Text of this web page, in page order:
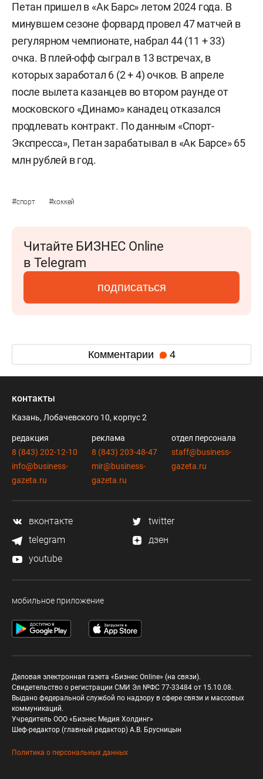
Петан пришел в «Ак Барс» летом 2024 года. В
минувшем сезоне форвард провел 47 матчей в
регулярном чемпионате, набрал 44 (11 + 33)
очка. В плей-офф сыграл в 13 встречах, в
которых заработал 6 (2 + 4) очков. В апреле
после вылета казанцев во втором раунде от
московского «Динамо» канадец отказался
продлевать контракт. По данным «Спорт-
Экспресса», Петан зарабатывал в «Ак Барсе» 65
млн рублей в год.
#спорт #хоккей
Читайте БИЗНЕС Online
в Telegram
подписаться
Комментарии 4
контакты
Казань, Лобачевского 10, корпус 2
редакция
8 (843) 202-12-10
info@business-
gazeta.ru
реклама
8 (843) 203-48-47
mir@business-
gazeta.ru
отдел персонала
staff@business-
gazeta.ru
вконтакте
twitter
telegram
дзен
youtube
мобильное приложение
Деловая электронная газета «Бизнес Online» (на связи).
Свидетельство о регистрации СМИ Эл №ФС 77-33484 от 15.10.08.
Выдано федеральной службой по надзору в сфере связи и массовых
коммуникаций.
Учредитель ООО «Бизнес Медия Холдинг»
Шеф-редактор (главный редактор) А.В. Брусницын
Политика о персональных данных